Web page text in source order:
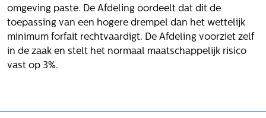
Contact
Klachten
Privacyverklaring
Volg ons
omgeving paste. De Afdeling oordeelt dat dit de
toepassing van een hogere drempel dan het wettelijk
minimum forfait rechtvaardigt. De Afdeling voorziet zelf
in de zaak en stelt het normaal maatschappelijk risico
vast op 3%.